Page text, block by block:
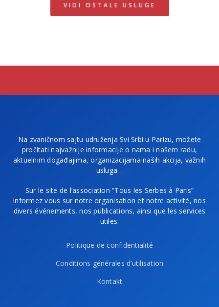
VIDI OSTALE USLUGE
Na zvaničnom sajtu udruženja Svi Srbi u Parizu, možete
pročitati najvažnije informacije o nama i našem radu,
aktuelnim događajima, organizacijama naših akcija, važnih
usluga…
Sur le site de l’association “Tous les Serbes à Paris”
informez vous sur notre organisation et notre activité, nos
divers événements, nos publications, ainsi que les services
utiles.
Politique de confidentialité
Conditions générales d’utilisation
Kontakt